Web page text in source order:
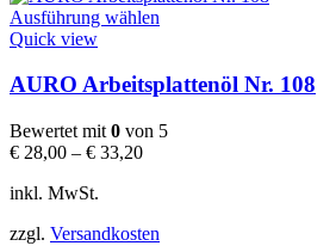
Ausführung wählen
mehrere
Varianten
auf.
Quick view
AURO Arbeitsplattenöl Nr. 108
Bewertet mit 0 von 5
€ 28,00 – € 33,20
inkl. MwSt.
zzgl. Versandkosten